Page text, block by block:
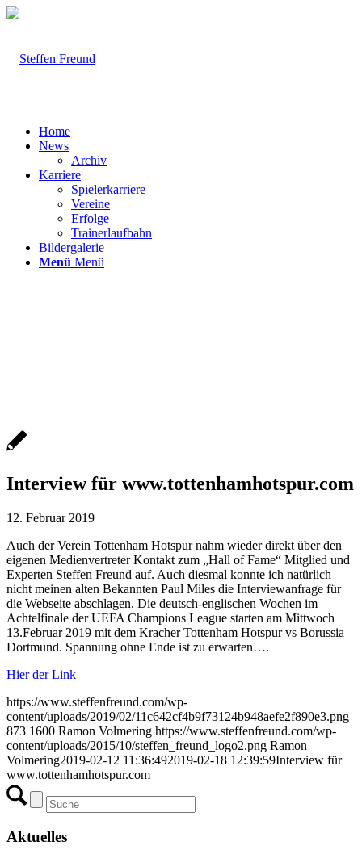
Home
News
Archiv
Karriere
Spielerkarriere
Vereine
Erfolge
Trainerlaufbahn
Bildergalerie
Menü Menü
Interview für www.tottenhamhotspur.com
12. Februar 2019
Auch der Verein Tottenham Hotspur nahm wieder direkt über den
eigenen Medienvertreter Kontakt zum „Hall of Fame“ Mitglied und
Experten Steffen Freund auf. Auch diesmal konnte ich natürlich
nicht meinen alten Bekannten Paul Miles die Interviewanfrage für
die Webseite abschlagen. Die deutsch-englischen Wochen im
Achtelfinale der UEFA Champions League starten am Mittwoch
13.Februar 2019 mit dem Kracher Tottenham Hotspur vs Borussia
Dortmund. Spannung ohne Ende ist zu erwarten….
Hier der Link
https://www.steffenfreund.com/wp-
content/uploads/2019/02/11c642cf4b9f73124b948aefe2f890e3.png
873 1600 Ramon Volmering https://www.steffenfreund.com/wp-
content/uploads/2015/10/steffen_freund_logo2.png Ramon
Volmering2019-02-12 11:36:492019-02-18 12:39:59Interview für
www.tottenhamhotspur.com
Aktuelles